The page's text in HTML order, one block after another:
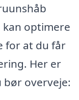
optimere
for at du får
Her er
overveje: